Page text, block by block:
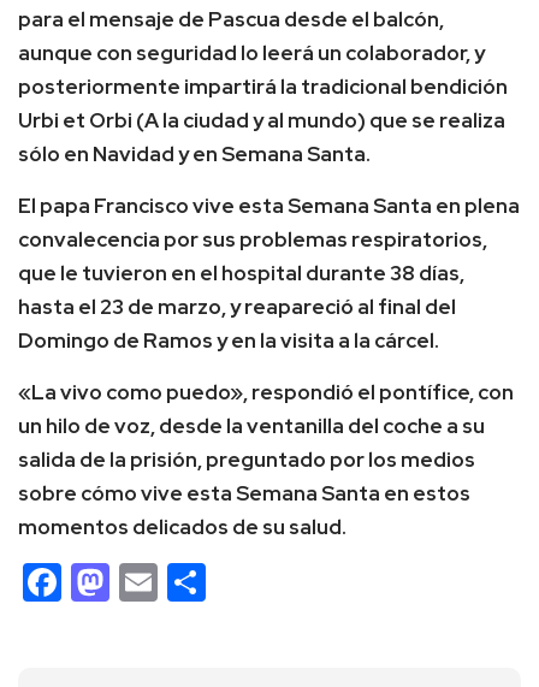
para el mensaje de Pascua desde el balcón,
aunque con seguridad lo leerá un colaborador, y
posteriormente impartirá la tradicional bendición
Urbi et Orbi (A la ciudad y al mundo) que se realiza
sólo en Navidad y en Semana Santa.
El papa Francisco vive esta Semana Santa en plena
convalecencia por sus problemas respiratorios,
que le tuvieron en el hospital durante 38 días,
hasta el 23 de marzo, y reapareció al final del
Domingo de Ramos y en la visita a la cárcel.
«La vivo como puedo», respondió el pontífice, con
un hilo de voz, desde la ventanilla del coche a su
salida de la prisión, preguntado por los medios
sobre cómo vive esta Semana Santa en estos
momentos delicados de su salud.
Facebook
Mastodon
Email